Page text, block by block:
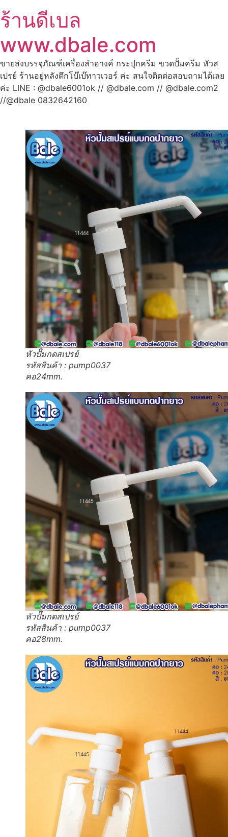
ร้านดีเบล
www.dbale.com
ขายส่งบรรจุภัณฑ์เครื่องสำอางค์ กระปุกครีม ขวดปั้มครีม หัวส
เปรย์ ร้านอยู่หลังตึกโบ๊เบ๊ทาวเวอร์ ค่ะ สนใจติดต่อสอบถามได้เลย
ค่ะ LINE : @dbale6001ok // @dbale.com // @dbale.com2
//@dbale 0832642160
หัวปั๊มกดสเปรย์
รหัสสินค้า : pump0037
คอ24mm.
หัวปั๊มกดสเปรย์
รหัสสินค้า : pump0037
คอ28mm.